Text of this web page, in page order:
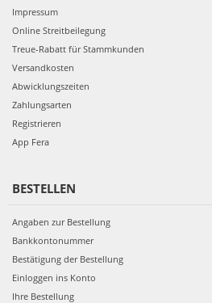
Impressum
Online Streitbeilegung
Treue-Rabatt für Stammkunden
Versandkosten
Abwicklungszeiten
Zahlungsarten
Registrieren
App Fera
BESTELLEN
Angaben zur Bestellung
Bankkontonummer
Bestätigung der Bestellung
Einloggen ins Konto
Ihre Bestellung